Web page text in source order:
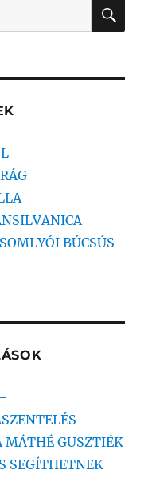
BÚCSÚS
MÁTHÉ GUSZTIÉK
SEGÍTHETNEK